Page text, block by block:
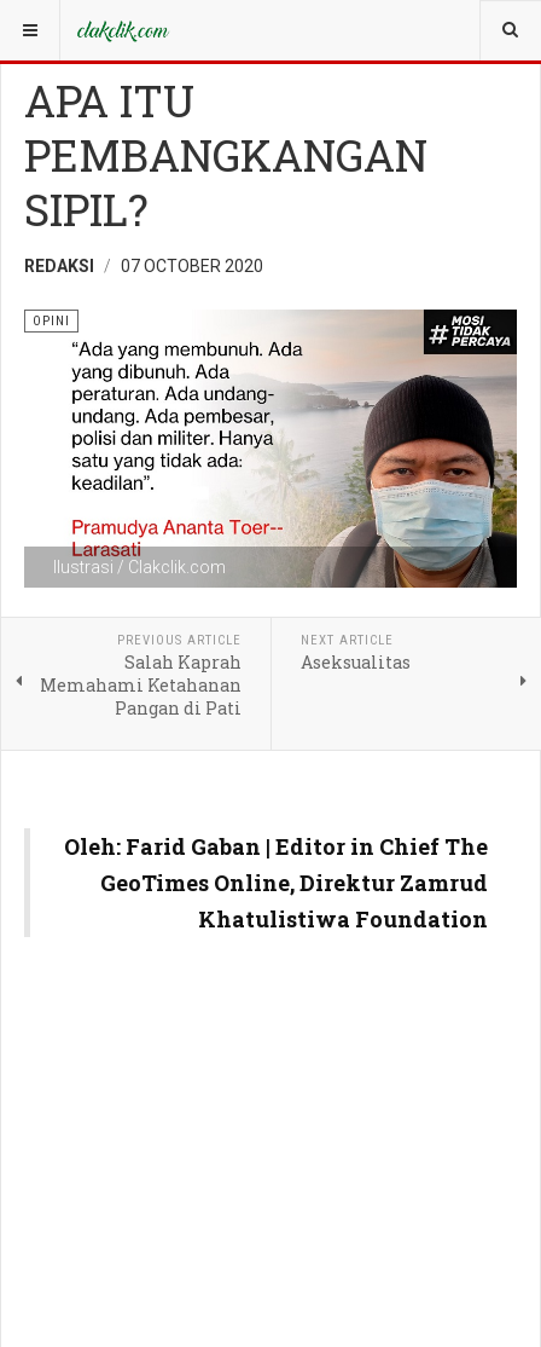
YOU ARE HERE: WISATA
APA ITU
PEMBANGKANGAN
SIPIL?
REDAKSI 07 OCTOBER 2020
Ilustrasi / Clakclik.com
OPINI
PREVIOUS ARTICLE
Salah Kaprah
Memahami Ketahanan
Pangan di Pati
NEXT ARTICLE
Aseksualitas
Oleh: Farid Gaban | Editor in Chief The
GeoTimes Online, Direktur Zamrud
Khatulistiwa Foundation